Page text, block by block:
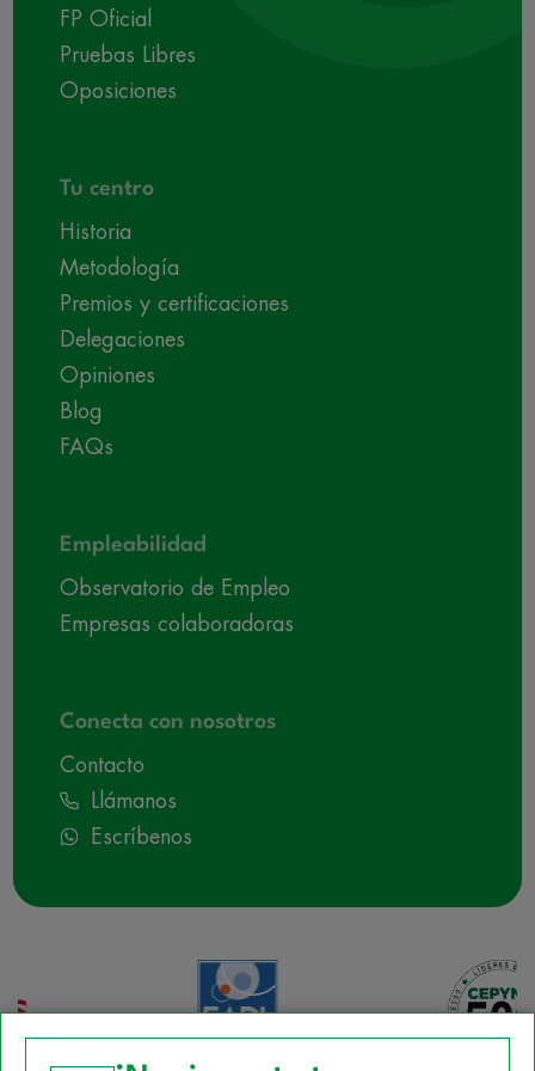
FP Oficial
Pruebas Libres
Oposiciones
Tu centro
Historia
Metodología
Premios y certificaciones
Delegaciones
Opiniones
Blog
FAQs
Empleabilidad
Observatorio de Empleo
Empresas colaboradoras
Conecta con nosotros
Contacto
Llámanos
Escríbenos